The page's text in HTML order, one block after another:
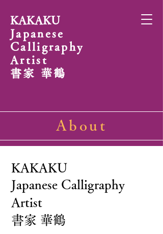
KAKAKU
Japanese
Calligraphy
Artist
書家 華鶴
About
KAKAKU
Japanese Calligraphy
Artist
書家 華鶴